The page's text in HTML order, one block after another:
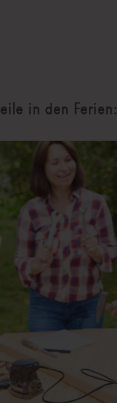
in den Ferien: